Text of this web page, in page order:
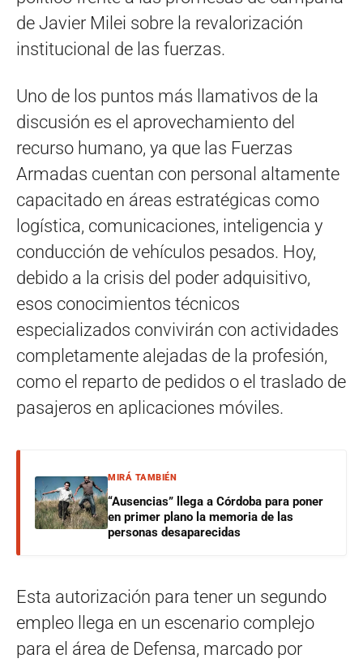
de Javier Milei sobre la revalorización
institucional de las fuerzas.
Uno de los puntos más llamativos de la
discusión es el aprovechamiento del
recurso humano, ya que las Fuerzas
Armadas cuentan con personal altamente
capacitado en áreas estratégicas como
logística, comunicaciones, inteligencia y
conducción de vehículos pesados. Hoy,
debido a la crisis del poder adquisitivo,
esos conocimientos técnicos
especializados convivirán con actividades
completamente alejadas de la profesión,
como el reparto de pedidos o el traslado de
pasajeros en aplicaciones móviles.
MIRÁ TAMBIÉN
“Ausencias” llega a Córdoba para poner
en primer plano la memoria de las
personas desaparecidas
Esta autorización para tener un segundo
empleo llega en un escenario complejo
para el área de Defensa, marcado por